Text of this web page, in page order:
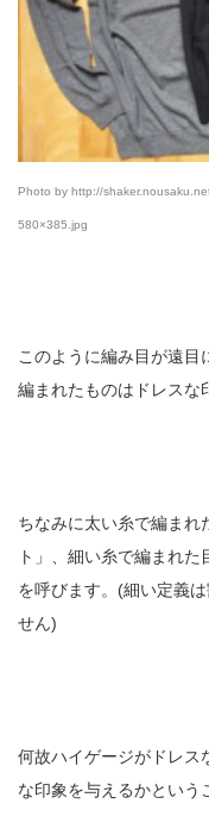
Photo by http://
580×385.jpg
このように編み目が遠
編まれたものはドレスな
ちなみに太い糸で編まれ
ト」、細い糸で編まれた
を呼びます。(細い定義
せん)
何故ハイゲージがドレス
な印象を与えるかという